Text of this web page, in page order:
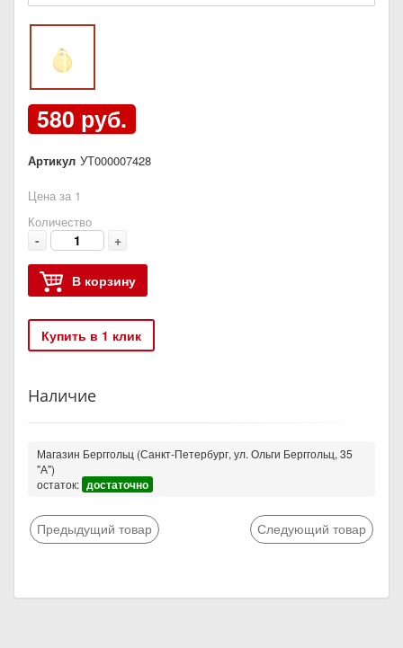
580 руб.
Артикул УТ000007428
Цена за 1
Количество
- +
В корзину
Купить в 1 клик
Наличие
Магазин Берггольц (Санкт-Петербург, ул. Ольги Берггольц, 35
"А")
остаток: достаточно
Предыдущий товар Следующий товар